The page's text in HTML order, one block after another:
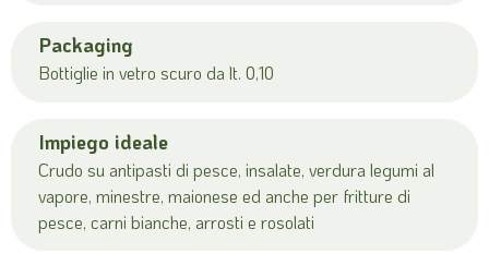
Packaging
Bottiglie in vetro scuro da lt. 0,10
Impiego ideale
Crudo su antipasti di pesce, insalate, verdura legumi al
vapore, minestre, maionese ed anche per fritture di
pesce, carni bianche, arrosti e rosolati